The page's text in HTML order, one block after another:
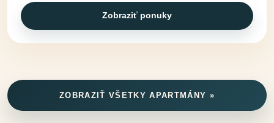
Zobraziť ponuky
ZOBRAZIŤ VŠETKY APARTMÁNY »